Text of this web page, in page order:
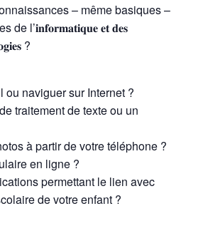
– même basiques –
l’𝐢𝐧𝐟𝐨𝐫𝐦𝐚𝐭𝐢𝐪𝐮𝐞 𝐞𝐭 𝐝𝐞𝐬
?
ou naviguer sur Internet ?
traitement de texte ou un
à partir de votre téléphone ?
en ligne ?
permettant le lien avec
de votre enfant ?